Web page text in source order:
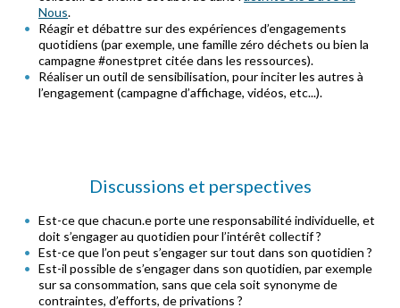
Nous.
Réagir et débattre sur des expériences d’engagements
quotidiens (par exemple, une famille zéro déchets ou bien la
campagne #onestpret citée dans les ressources).
Réaliser un outil de sensibilisation, pour inciter les autres à
l’engagement (campagne d’affichage, vidéos, etc...).
Discussions et perspectives
Est-ce que chacun.e porte une responsabilité individuelle, et
doit s’engager au quotidien pour l’intérêt collectif ?
Est-ce que l’on peut s’engager sur tout dans son quotidien ?
Est-il possible de s’engager dans son quotidien, par exemple
sur sa consommation, sans que cela soit synonyme de
contraintes, d’efforts, de privations ?